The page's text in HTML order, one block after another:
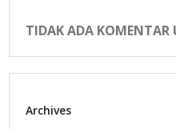
TIDAK ADA
Archives